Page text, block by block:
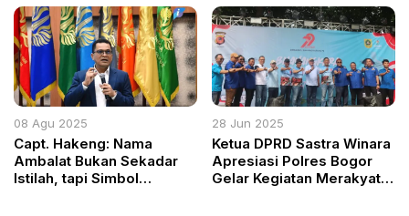
Pemkab Bogor
08 Agu 2025
Capt. Hakeng: Nama
Ambalat Bukan Sekadar
Istilah, tapi Simbol
28 Jun 2025
Ketua DPRD Sastra Winara
Apresiasi Polres Bogor
Gelar Kegiatan Merakyat